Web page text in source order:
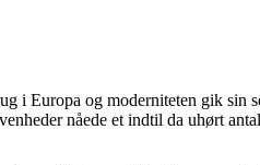
i Europa og moderniteten gik
nåede et indtil da uhørt